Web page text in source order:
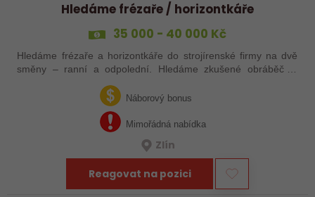
Hledáme frézaře / horizontkáře
35 000 - 40 000 Kč
Hledáme frézaře a horizontkáře do strojírenské firmy na dvě
směny – ranní a odpolední. Hledáme zkušené obráběče i
šikovné nováčky, kteří chtějí dělat poctivé řemeslo na
zajímavých zakázkách. Zašlete…
Náborový bonus
Mimořádná nabídka
Zlín
Reagovat na pozici